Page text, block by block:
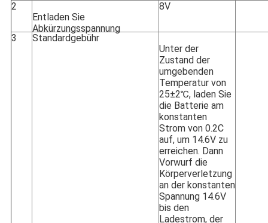
2
Entladen Sie
Abkürzungsspannung
8V
3
Standardgebühr
Unter der
Zustand der
umgebenden
Temperatur von
25±2℃, laden Sie
die Batterie am
konstanten
Strom von 0.2C
auf, um 14.6V zu
erreichen. Dann
Vorwurf die
Körperverletzung
an der konstanten
Spannung 14.6V
bis den
Ladestrom, der